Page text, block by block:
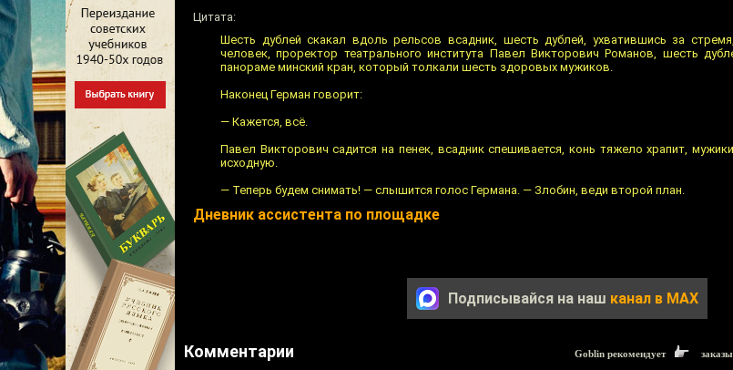
Цитата:
Шесть дублей скакал вдоль рельсов всадник, шесть дублей, ухватившись за
человек, проректор театрального института Павел Викторович Романов, шесть
панораме минский кран, который толкали шесть здоровых мужиков.
Наконец Герман говорит:
— Кажется, всё.
Павел Викторович садится на пенек, всадник спешивается, конь тяжело храпит,
исходную.
— Теперь будем снимать! — слышится голос Германа. — Злобин, веди второй план.
Дневник ассистента по площадке
Подписывайся на наш канал в MAX
Комментарии Goblin рекомендует